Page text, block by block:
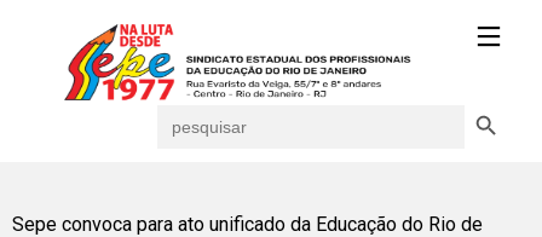
for:
Sepe convoca para ato unificado da Educação do Rio de